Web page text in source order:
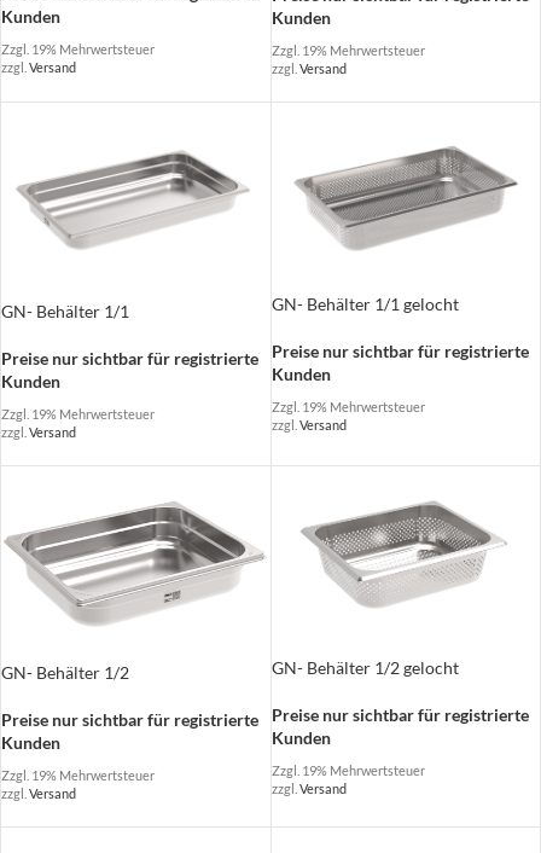
Kunden
Zzgl. 19% Mehrwertsteuer
zzgl. Versand
Kunden
Zzgl. 19% Mehrwertsteuer
zzgl. Versand
GN- Behälter 1/1
Preise nur sichtbar für registrierte
Kunden
Zzgl. 19% Mehrwertsteuer
zzgl. Versand
GN- Behälter 1/1 gelocht
Preise nur sichtbar für registrierte
Kunden
Zzgl. 19% Mehrwertsteuer
zzgl. Versand
GN- Behälter 1/2
Preise nur sichtbar für registrierte
Kunden
Zzgl. 19% Mehrwertsteuer
zzgl. Versand
GN- Behälter 1/2 gelocht
Preise nur sichtbar für registrierte
Kunden
Zzgl. 19% Mehrwertsteuer
zzgl. Versand